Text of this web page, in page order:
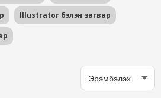
Illustrator бэлэн загвар